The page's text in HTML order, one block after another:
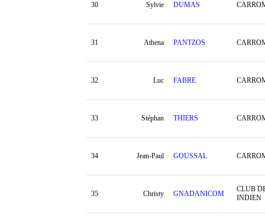
30 Sylvie DUMAS
31 Athena PANTZOS
32 Luc FABRE
33 Stéphan THIERS
34 Jean-Paul GOUSSAL
35 Christy GNADANICOM
CLUB
INDIEN